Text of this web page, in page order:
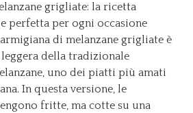
grigliate: la ricetta
perfetta per ogni occasione
di melanzane grigliate è
della tradizionale
uno dei piatti più amati
In questa versione, le
fritte, ma cotte su una